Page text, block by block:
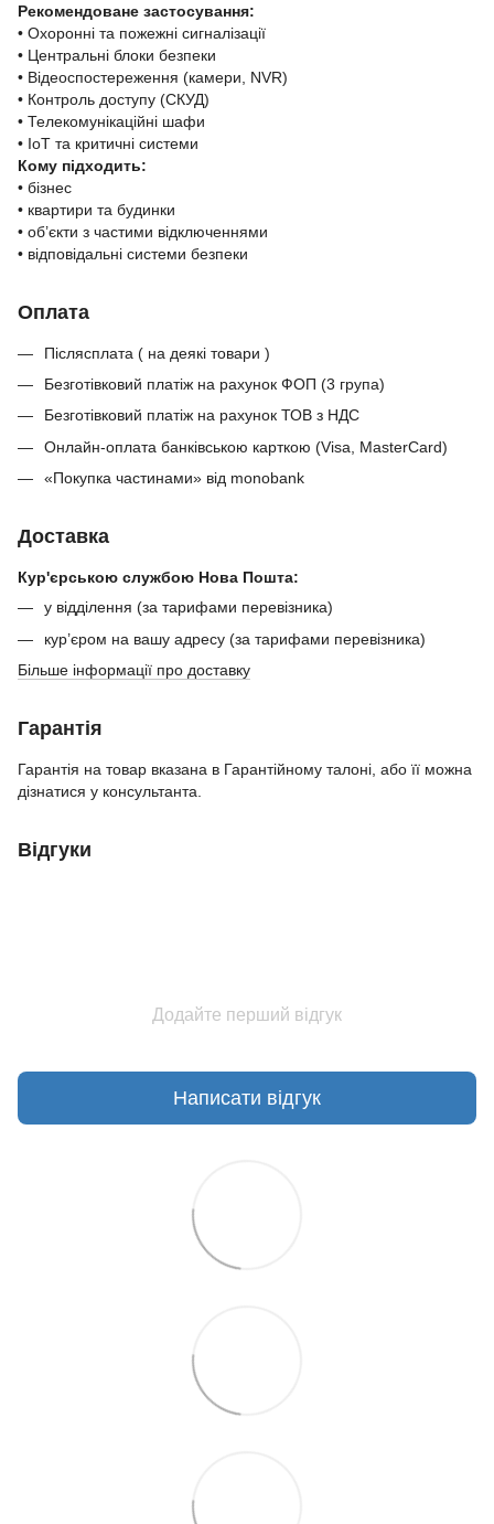
Рекомендоване застосування:
• Охоронні та пожежні сигналізації
• Центральні блоки безпеки
• Відеоспостереження (камери, NVR)
• Контроль доступу (СКУД)
• Телекомунікаційні шафи
• IoT та критичні системи
Кому підходить:
• бізнес
• квартири та будинки
• об’єкти з частими відключеннями
• відповідальні системи безпеки
Оплата
Післясплата ( на деякі товари )
Безготівковий платіж на рахунок ФОП (3 група)
Безготівковий платіж на рахунок ТОВ з НДС
Онлайн-оплата банківською карткою (Visa, MasterCard)
«Покупка частинами» від monobank
Доставка
Кур'єрською службою Нова Пошта:
у відділення (за тарифами перевізника)
кур’єром на вашу адресу (за тарифами перевізника)
Більше інформації про доставку
Гарантія
Гарантія на товар вказана в Гарантійному талоні, або її можна
дізнатися у консультанта.
Відгуки
Додайте перший відгук
Написати відгук